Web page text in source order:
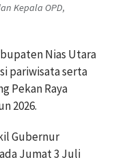
Kepala OPD,
Nias Utara
pariwisata serta
Pekan Raya
2026.
Gubernur
Jumat 3 Juli